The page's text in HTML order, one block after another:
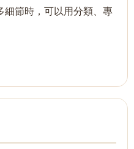
細節時，可以用分類、專